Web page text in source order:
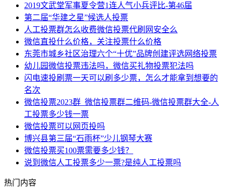
2019文武堂军事夏令营1连人气小兵评比-第46届
第二届“华建之星”候选人投票
人工投票群怎么收费微信投票代刷网安全么
微信直投什么价格，关注投票什么价格
东莞市城乡社区治理六个“十优”品牌创建评选网络投票
幼儿园微信投票违法吗，微信买礼物投票犯法吗
闪电速投刷票一天可以刷多少票，怎么才能拿到想要的
名次
微信投票2023群_微信投票群二维码-微信投票群大全-人
工投票多少钱一票
微信投票可以网页投吗
博兴县第三届“石雨杯”少儿钢琴大赛
微信投票买100票需要多少钱？
说到微信人工投票多少一票?是纯人工投票吗
热门内容